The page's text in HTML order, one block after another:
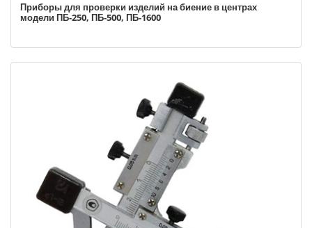
Приборы для проверки изделий на биение в центрах
модели ПБ-250, ПБ-500, ПБ-1600